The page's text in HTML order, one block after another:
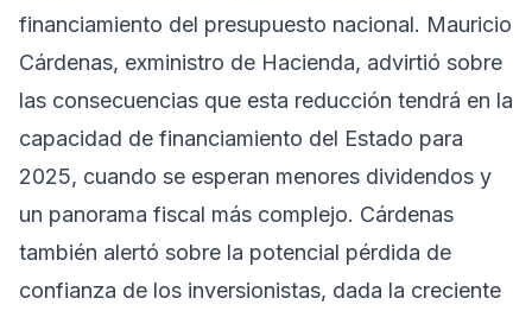
financiamiento del presupuesto nacional. Mauricio
Cárdenas, exministro de Hacienda, advirtió sobre
las consecuencias que esta reducción tendrá en la
capacidad de financiamiento del Estado para
2025, cuando se esperan menores dividendos y
un panorama fiscal más complejo. Cárdenas
también alertó sobre la potencial pérdida de
confianza de los inversionistas, dada la creciente